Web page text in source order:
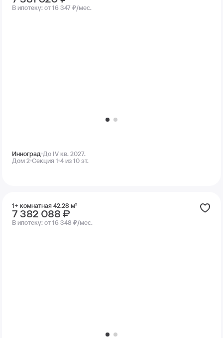
В ипотеку:от 16 347 ₽/мес.
Инноград До IV кв. 2027.
Дом 2 Секция 1 4 из 10 эт.
1+ комнатная 42.28 м²
7 382 088 ₽
В ипотеку:от 16 348 ₽/мес.